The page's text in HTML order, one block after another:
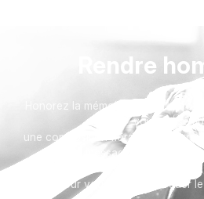
Rendre
Honorez la mémoire de votre
vous
une composition florale, une
message
Toutes nos options sont
pour vous aider à marquer